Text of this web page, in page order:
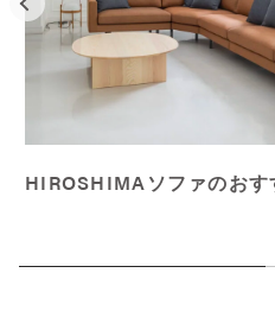
HIROSHIMAソファのおす